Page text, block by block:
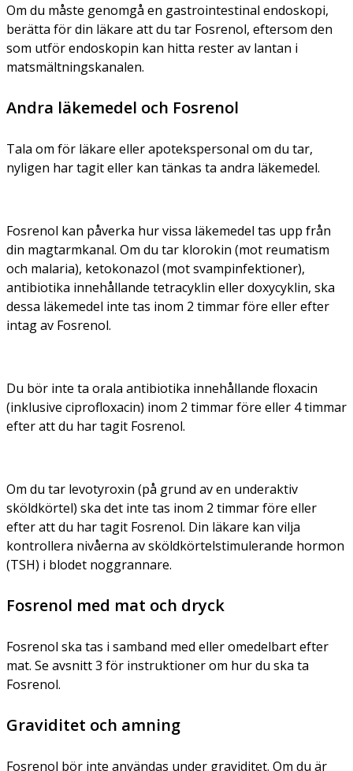
Om du måste genomgå en gastrointestinal endoskopi,
berätta för din läkare att du tar Fosrenol, eftersom den
som utför endoskopin kan hitta rester av lantan i
matsmältningskanalen.
Andra läkemedel och Fosrenol
Tala om för läkare eller apotekspersonal om du tar,
nyligen har tagit eller kan tänkas ta andra läkemedel.
Fosrenol kan påverka hur vissa läkemedel tas upp från
din magtarmkanal. Om du tar klorokin (mot reumatism
och malaria), ketokonazol (mot svampinfektioner),
antibiotika innehållande tetracyklin eller doxycyklin, ska
dessa läkemedel inte tas inom 2 timmar före eller efter
intag av Fosrenol.
Du bör inte ta orala antibiotika innehållande floxacin
(inklusive ciprofloxacin) inom 2 timmar före eller 4 timmar
efter att du har tagit Fosrenol.
Om du tar levotyroxin (på grund av en underaktiv
sköldkörtel) ska det inte tas inom 2 timmar före eller
efter att du har tagit Fosrenol. Din läkare kan vilja
kontrollera nivåerna av sköldkörtelstimulerande hormon
(TSH) i blodet noggrannare.
Fosrenol med mat och dryck
Fosrenol ska tas i samband med eller omedelbart efter
mat. Se avsnitt 3 för instruktioner om hur du ska ta
Fosrenol.
Graviditet och amning
Fosrenol bör inte användas under graviditet. Om du är